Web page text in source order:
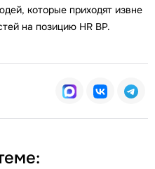
которые приходят извне
на позицию HR BP.